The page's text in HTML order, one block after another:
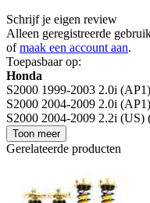
Schrijf je eigen review
Alleen geregistreerde
ofmaak een account aan.
Toepasbaar op:
Honda
S2000 1999-2003 2.0i (AP1)
S2000 2004-2009 2.0i (AP1)
S2000 2004-2009 2.2i (US)
Toon meer
Gerelateerde producten